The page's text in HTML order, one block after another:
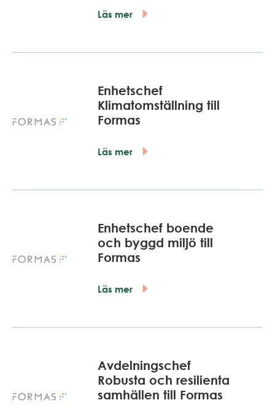
Läs mer
Enhetschef
Klimatomställning till
Formas
Läs mer
Enhetschef boende
och byggd miljö till
Formas
Läs mer
Avdelningschef
Robusta och resilienta
samhällen till Formas